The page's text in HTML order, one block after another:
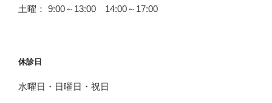
土曜： 9:00～13:00 14:00～17:00
休診日
水曜日・日曜日・祝日